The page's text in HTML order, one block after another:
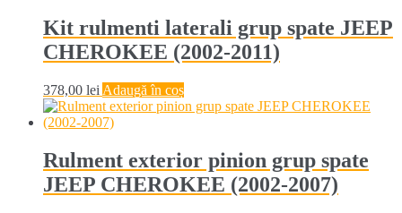
Kit rulmenti laterali grup spate JEEP
CHEROKEE (2002-2011)
378,00 lei Adaugă în coș
Rulment exterior pinion grup spate
JEEP CHEROKEE (2002-2007)